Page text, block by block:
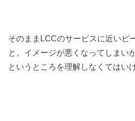
そのままLCCのサービスに近いピ
と、イメージが悪くなってしまい
というところを理解しなくてはい